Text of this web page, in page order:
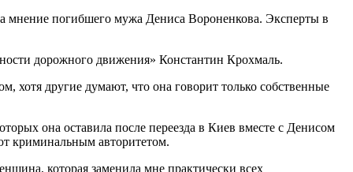
мнение погибшего мужа Дениса Вороненкова. Эксперты в
дорожного движения» Константин Крохмаль.
хотя другие думают, что она говорит только собственные
она оставила после переезда в Киев вместе с Денисом
криминальным авторитетом.
которая заменила мне практически всех